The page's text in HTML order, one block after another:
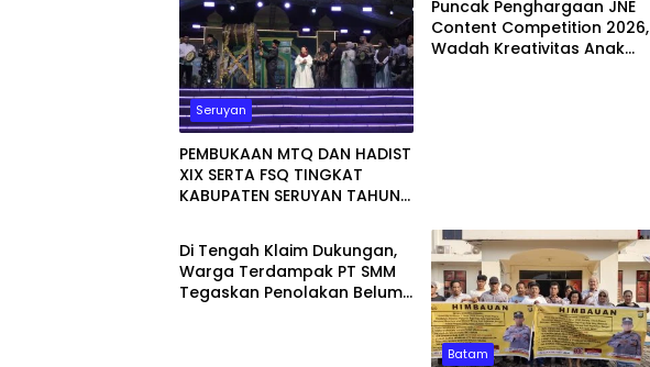
Seruyan
PEMBUKAAN MTQ DAN HADIST
XIX SERTA FSQ TINGKAT
KABUPATEN SERUYAN TAHUN
Puncak Penghargaan JNE
Content Competition 2026,
Wadah Kreativitas Anak
PEMERINTAHAN
Di Tengah Klaim Dukungan,
Warga Terdampak PT SMM
Tegaskan Penolakan Belum
Batam